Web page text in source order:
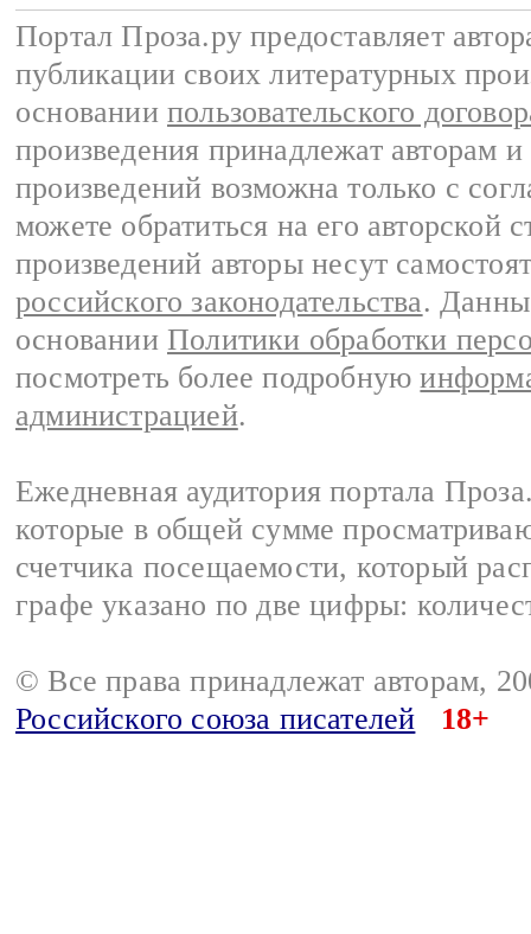
Портал Проза.ру предоставляет
публикации своих литературных
основании пользовательского
произведения принадлежат авторам
произведений возможна только с
можете обратиться на его авторской
произведений авторы несут
российского законодательства.
основании Политики обработки
посмотреть более подробную
администрацией.
Ежедневная аудитория портала
которые в общей сумме
счетчика посещаемости, который
графе указано по две цифры:
© Все права принадлежат авторам,
Российского союза писателей
18+